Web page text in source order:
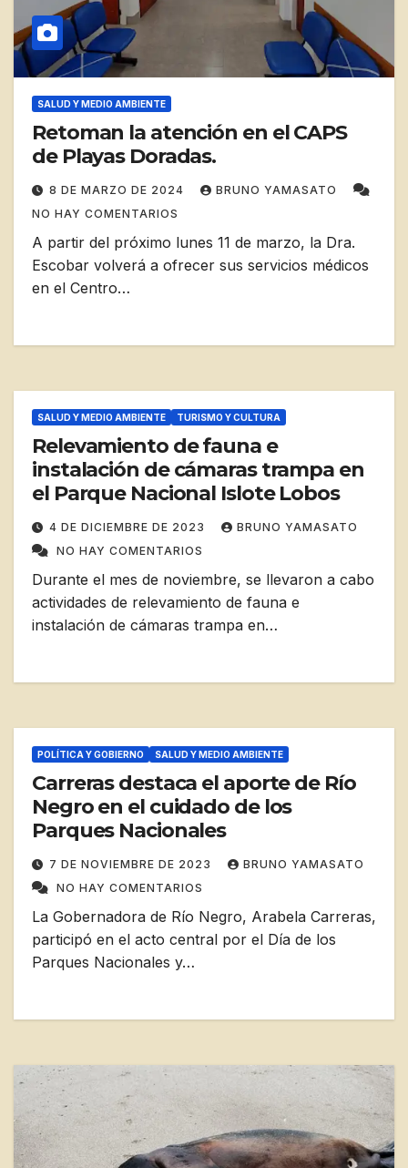
SALUD Y MEDIO AMBIENTE
Retoman la atención en el CAPS
de Playas Doradas.
8 DE MARZO DE 2024
BRUNO YAMASATO
NO HAY COMENTARIOS
A partir del próximo lunes 11 de marzo, la Dra.
Escobar volverá a ofrecer sus servicios médicos
en el Centro…
SALUD Y MEDIO AMBIENTE TURISMO Y CULTURA
Relevamiento de fauna e
instalación de cámaras trampa en
el Parque Nacional Islote Lobos
4 DE DICIEMBRE DE 2023
BRUNO YAMASATO
NO HAY COMENTARIOS
Durante el mes de noviembre, se llevaron a cabo
actividades de relevamiento de fauna e
instalación de cámaras trampa en…
POLÍTICA Y GOBIERNO SALUD Y MEDIO AMBIENTE
Carreras destaca el aporte de Río
Negro en el cuidado de los
Parques Nacionales
7 DE NOVIEMBRE DE 2023
BRUNO YAMASATO
NO HAY COMENTARIOS
La Gobernadora de Río Negro, Arabela Carreras,
participó en el acto central por el Día de los
Parques Nacionales y…